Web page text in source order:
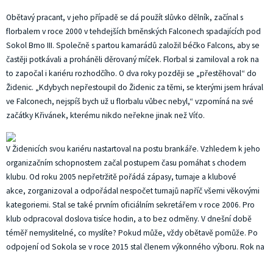
Obětavý pracant, v jeho případě se dá použít slůvko dělník, začínal s
florbalem v roce 2000 v tehdejších brněnských Falconech spadajících pod
Sokol Brno III. Společně s partou kamarádů založil béčko Falcons, aby se
častěji potkávali a proháněli děrovaný míček. Florbal si zamiloval a rok na
to započal i kariéru rozhodčího. O dva roky později se „přestěhoval“ do
Židenic. „Kdybych nepřestoupil do Židenic za těmi, se kterými jsem hrával
ve Falconech, nejspíš bych už u florbalu vůbec nebyl,“ vzpomíná na své
začátky Křivánek, kterému nikdo neřekne jinak než Víťo.
V Židenicích svou kariéru nastartoval na postu brankáře. Vzhledem k jeho
organizačním schopnostem začal postupem času pomáhat s chodem
klubu. Od roku 2005 nepřetržitě pořádá zápasy, turnaje a klubové
akce, zorganizoval a odpořádal nespočet turnajů napříč všemi věkovými
kategoriemi. Stal se také prvním oficiálním sekretářem v roce 2006. Pro
klub odpracoval doslova tisíce hodin, a to bez odměny. V dnešní době
téměř nemyslitelné, co myslíte? Pokud může, vždy obětavě pomůže. Po
odpojení od Sokola se v roce 2015 stal členem výkonného výboru. Rok na